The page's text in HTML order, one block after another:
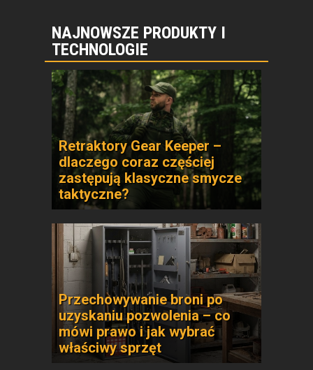
NAJNOWSZE PRODUKTY I
TECHNOLOGIE
Retraktory Gear Keeper –
dlaczego coraz częściej
zastępują klasyczne smycze
taktyczne?
Przechowywanie broni po
uzyskaniu pozwolenia – co
mówi prawo i jak wybrać
właściwy sprzęt